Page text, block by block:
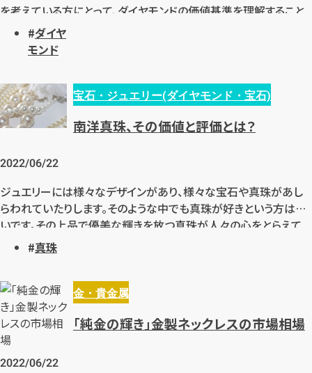
を考えている方にとって、ダイヤモンドの価値基準を理解すること
は非常に重要です。今回は、そんなダイヤモンドの価値基準につい
てご紹介します。
ダイヤ
モンド
宝石・ジュエリー(ダイヤモンド・宝石)
南洋真珠、その価値と評価とは？
2022/06/22
ジュエリーには様々なデザインがあり、様々な宝石や真珠があし
らわれていたりします。そのような中でも真珠が好きという方は多
いです。その上品で優美な輝きを放つ真珠が人々の心をとらえて
離さないのでしょう。ここでは、真珠の中でも価値が高い南洋真珠
または白蝶真珠について取りあげていきます。真珠の評価ポイント
ど、様々な真珠があるけれど価値基準はどれも一緒なのか？」、
「真珠光沢のない真珠があると聞きましたが、その価値は？」など、
真珠の買取に関する疑問をこの記事で解決いたしましょう。真珠の
買取時にはもちろん、真珠の知識として、購入時の参考になど、
様々なシーンで役立つ情報を、評価ポイントを通してお伝えしてま
真珠
金・貴金属
「純金の輝き」金製ネックレスの市場相場
2022/06/22